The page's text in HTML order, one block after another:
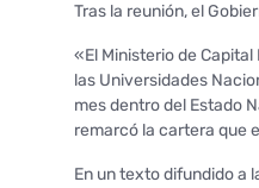
Tras la reunión, el
«El Ministerio de
las Universidades
mes dentro del Estado
remarcó la cartera que
En un texto difundido a